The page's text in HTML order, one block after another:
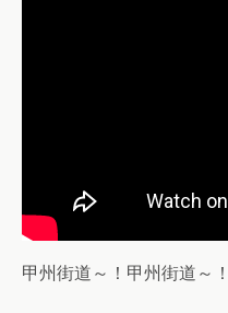
甲州街道～！甲州街道～！